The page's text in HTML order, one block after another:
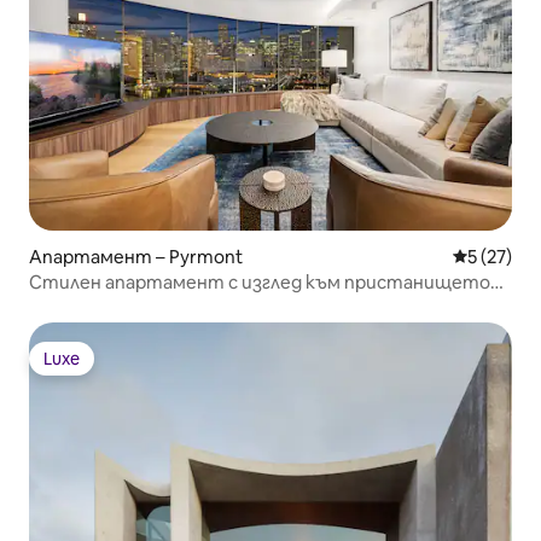
Апартамент – Pyrmont Средна
5 (27)
Стилен апартамент с изглед към пристанището
Luxe
Luxe